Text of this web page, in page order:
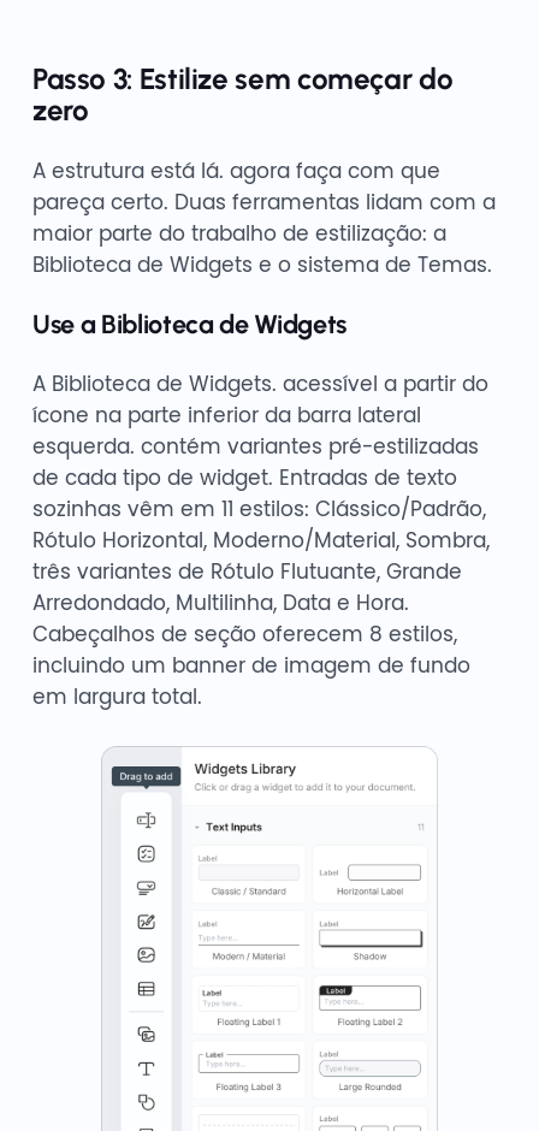
Passo 3: Estilize sem começar do
zero
A estrutura está lá. agora faça com que
pareça certo. Duas ferramentas lidam com a
maior parte do trabalho de estilização: a
Biblioteca de Widgets e o sistema de Temas.
Use a Biblioteca de Widgets
A Biblioteca de Widgets. acessível a partir do
ícone na parte inferior da barra lateral
esquerda. contém variantes pré-estilizadas
de cada tipo de widget. Entradas de texto
sozinhas vêm em 11 estilos: Clássico/Padrão,
Rótulo Horizontal, Moderno/Material, Sombra,
três variantes de Rótulo Flutuante, Grande
Arredondado, Multilinha, Data e Hora.
Cabeçalhos de seção oferecem 8 estilos,
incluindo um banner de imagem de fundo
em largura total.